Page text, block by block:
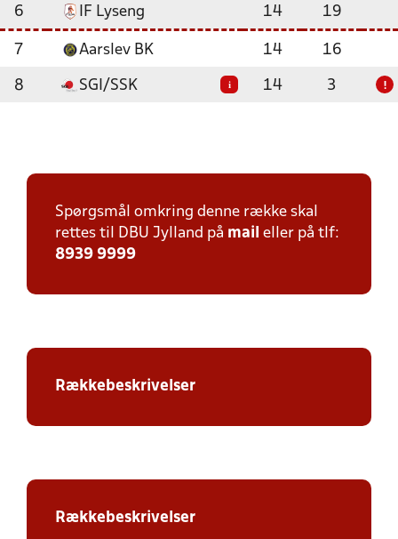
6 IF Lyseng 14 19
7 Aarslev BK 14 16
8 SGI/SSK i 14 3 !
Spørgsmål omkring denne række skal
rettes til DBU Jylland på mail eller på tlf:
8939 9999
Rækkebeskrivelser
Rækkebeskrivelser